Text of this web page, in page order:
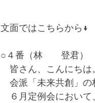
文面ではこちらから↓
○４番（林　　登君）
皆さん、こんにちは
会派「未来共創」の
６月定例会において